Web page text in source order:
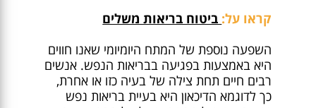
קראו על: ביטוח בריאות משלים
השפעה נוספת של המתח היומיומי שאנו חווים
היא באמצעות בפגיעה בבריאות הנפש. אנשים
רבים חיים תחת צילה של בעיה כזו או אחרת,
כך לדוגמא הדיכאון היא בעיית בריאות נפש